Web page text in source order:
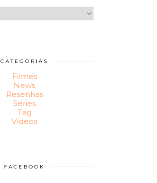
CATEGORIAS
Filmes
News
Resenhas
Séries
Tag
Vídeos
FACEBOOK